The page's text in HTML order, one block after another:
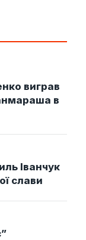
виграв
в
Іванчук
слави